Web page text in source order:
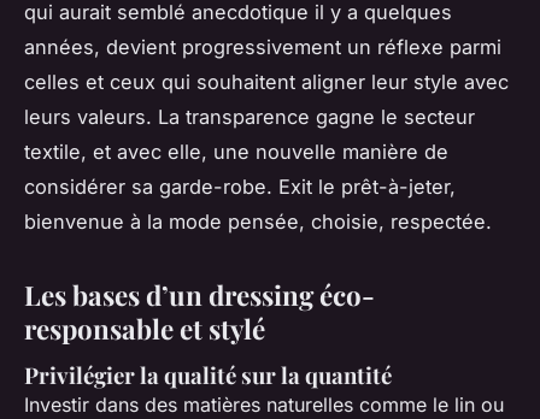
qui aurait semblé anecdotique il y a quelques
années, devient progressivement un réflexe parmi
celles et ceux qui souhaitent aligner leur style avec
leurs valeurs. La transparence gagne le secteur
textile, et avec elle, une nouvelle manière de
considérer sa garde-robe. Exit le prêt-à-jeter,
bienvenue à la mode pensée, choisie, respectée.
Les bases d’un dressing éco-
responsable et stylé
Privilégier la qualité sur la quantité
Investir dans des matières naturelles comme le lin ou